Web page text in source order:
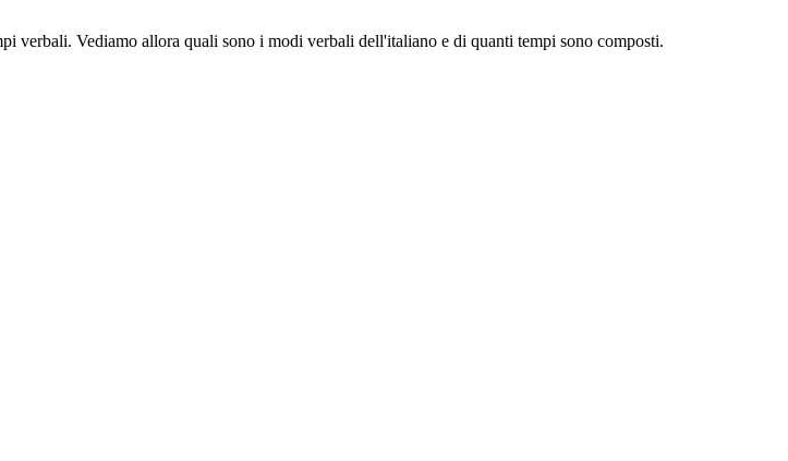
verbali. Vediamo allora quali sono i modi verbali dell'italiano e di quanti tempi sono composti.